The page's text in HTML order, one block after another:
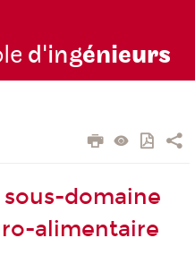
d'ingénieurs
domaine
alimentaire